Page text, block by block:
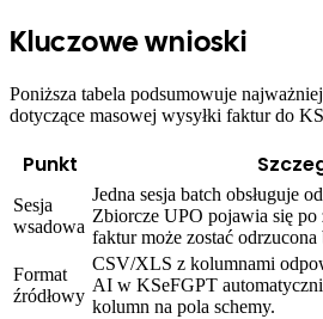
Kluczowe wnioski
Poniższa tabela podsumowuje
dotyczące masowej wysyłki faktur do
Punkt
Sesja
wsadowa
Jedna sesja batch obsługuje
Zbiorcze UPO pojawia się po
faktur może zostać odrzucona
Format
źródłowy
CSV/XLS z kolumnami
AI w KSeFGPT
kolumn na pola schemy.